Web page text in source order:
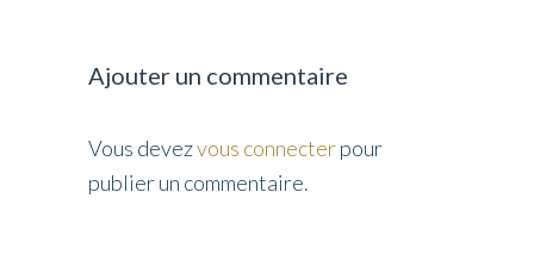
Ajouter un commentaire
Vous devezvous connecterpour
publier un commentaire.